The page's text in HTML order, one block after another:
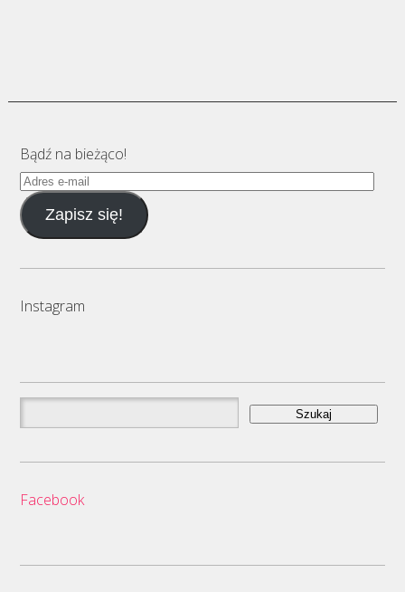
Bądź na bieżąco!
Adres
e-
mailZapisz się!
Instagram
Szukaj:
Facebook